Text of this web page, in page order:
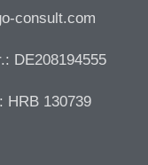
consult.com
DE208194555
HRB 130739